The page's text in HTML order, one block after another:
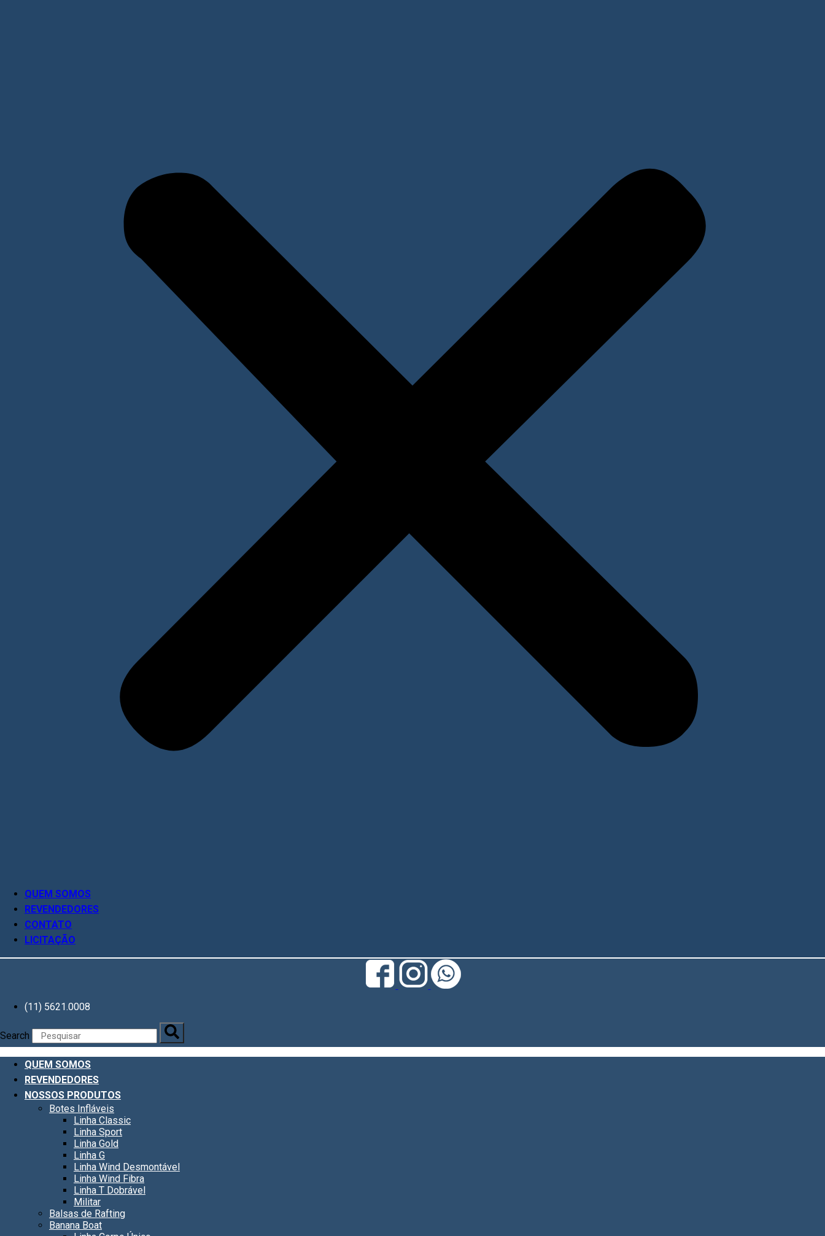
QUEM SOMOS
REVENDEDORES
CONTATO
LICITAÇÃO
(11) 5621.0008
Search
QUEM SOMOS
REVENDEDORES
NOSSOS PRODUTOS
Botes Infláveis
Linha Classic
Linha Sport
Linha Gold
Linha G
Linha Wind Desmontável
Linha Wind Fibra
Linha T Dobrável
Militar
Balsas de Rafting
Banana Boat